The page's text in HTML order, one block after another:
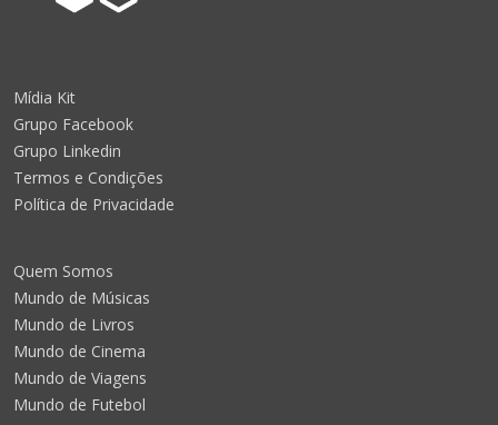
Mídia Kit
Grupo Facebook
Grupo Linkedin
Termos e Condições
Política de Privacidade
Quem Somos
Mundo de Músicas
Mundo de Livros
Mundo de Cinema
Mundo de Viagens
Mundo de Futebol